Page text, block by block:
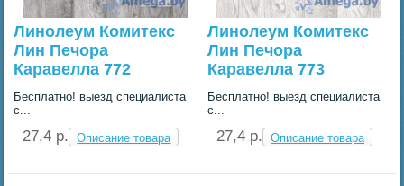
Линолеум Комитекс
Лин Печора
Каравелла 772
Бесплатно! выезд специалиста
с...
27,4 p. Описание товара
Линолеум Комитекс
Лин Печора
Каравелла 773
Бесплатно! выезд специалиста
с...
27,4 p. Описание товара